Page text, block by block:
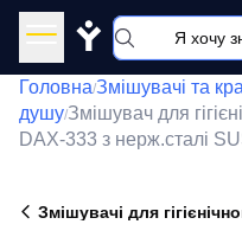
Y
Головна/Змішувачі та
душу/Змішувач для
DAX-333 з нерж.сталі
Змішувачі для